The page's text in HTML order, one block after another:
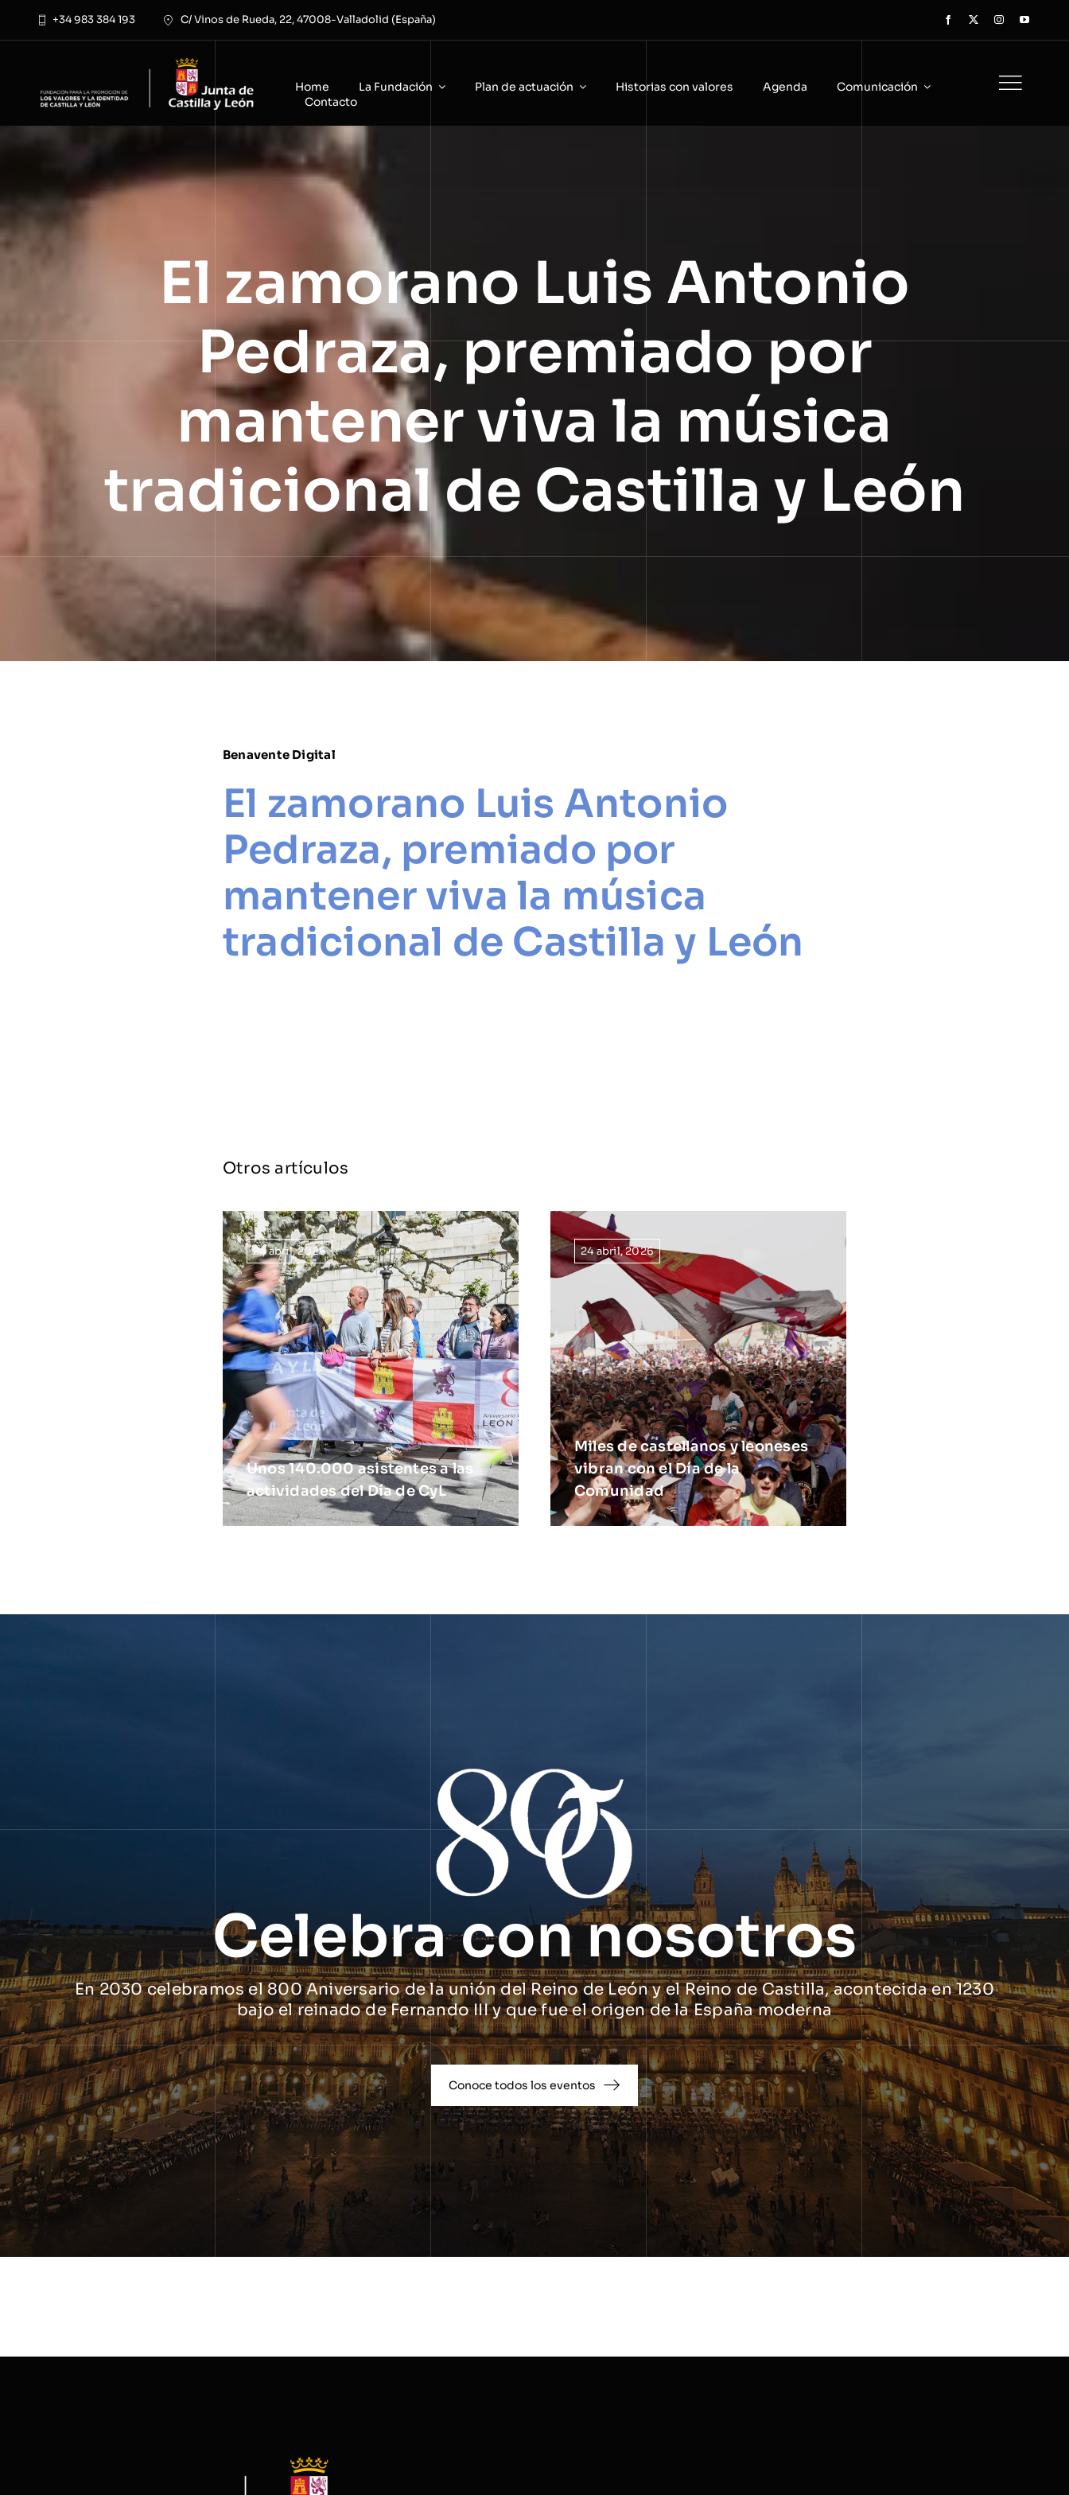
+34 983 384 193 C/ Vinos de Rueda, 22, 47008-Valladolid (España)
Home La Fundación Plan de actuación Historias con valores Agenda
Comunicación
Contacto
El zamorano Luis Antonio
Pedraza, premiado por
mantener viva la música
tradicional de Castilla y León
Benavente Digital
El zamorano Luis Antonio
Pedraza, premiado por
mantener viva la música
tradicional de Castilla y León
Otros artículos
24 abril, 2026
Unos 140.000 asistentes a las
actividades del Día de CyL
24 abril, 2026
Miles de castellanos y leoneses
vibran con el Día de la
Comunidad
Celebra con nosotros
En 2030 celebramos el 800 Aniversario de la unión del Reino de León y el Reino de Castilla, acontecida en 1230
bajo el reinado de Fernando III y que fue el origen de la España moderna
Conoce todos los eventos